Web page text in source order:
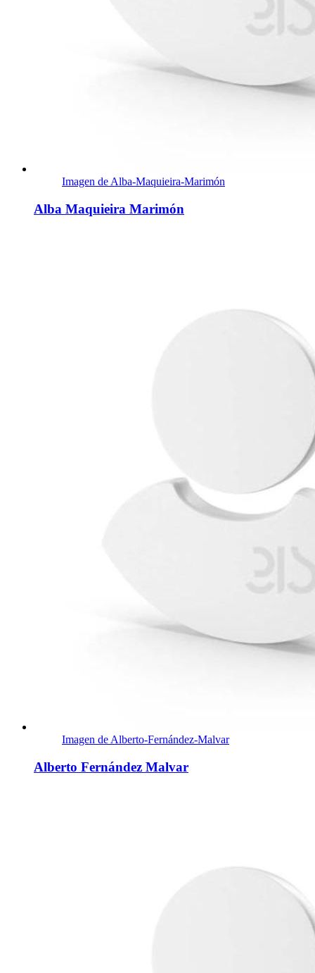
Imagen de Alba-Maquieira-Marimón
Alba Maquieira Marimón
Imagen de Alberto-Fernández-Malvar
Alberto Fernández Malvar